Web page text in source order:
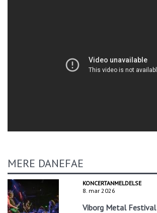
MERE DANEFAE
KONCERTANMELDELSE
8. mar 2026
Viborg Metal Festival